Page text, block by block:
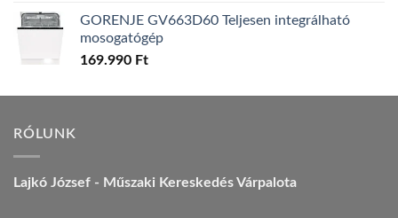
GORENJE GV663D60 Teljesen integrálható
mosogatógép
169.990 Ft
RÓLUNK
Lajkó József - Műszaki Kereskedés Várpalota